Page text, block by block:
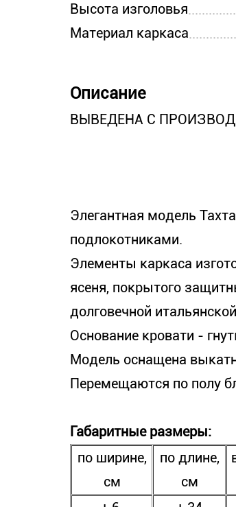
Высота изголовья
Материал каркаса
Описание
ВЫВЕДЕНА С
Элегантная модель
подлокотниками.
Элементы каркаса
ясеня, покрытого
долговечной
Основание кровати -
Модель оснащена
Перемещаются по полу
Габаритные размеры:
по ширине,
см
по длине,
см